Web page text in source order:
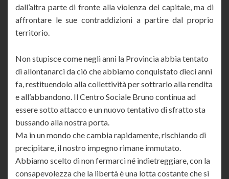
dall’altra parte di fronte alla violenza del capitale, ma di
affrontare le sue contraddizioni a partire dal proprio
territorio.
Non stupisce come negli anni la Provincia abbia tentato
di allontanarci da ciò che abbiamo conquistato dieci anni
fa, restituendolo alla collettività per sottrarlo alla rendita
e all’abbandono. Il Centro Sociale Bruno continua ad
essere sotto attacco e un nuovo tentativo di sfratto sta
bussando alla nostra porta.
Ma in un mondo che cambia rapidamente, rischiando di
precipitare, il nostro impegno rimane immutato.
Abbiamo scelto di non fermarci né indietreggiare, con la
consapevolezza che la libertà è una lotta costante che si